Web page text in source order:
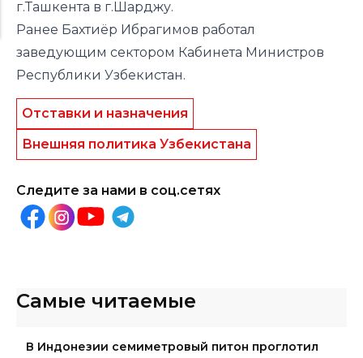
г.Ташкента в г.Шарджу.
Ранее Бахтиёр Ибрагимов работал
заведующим сектором Кабинета Министров
Республики Узбекистан.
Отставки и назначения
Внешняя политика Узбекистана
Следите за нами в соц.сетях
Самые читаемые
В Индонезии семиметровый питон проглотил